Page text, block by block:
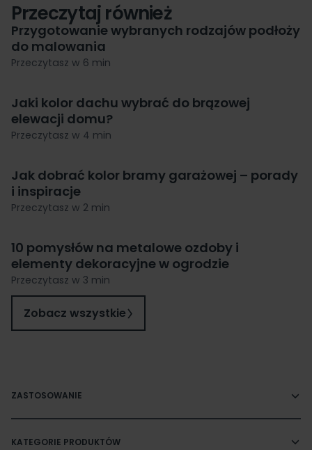
Przeczytaj również
Przygotowanie wybranych rodzajów podłoży
do malowania
Przeczytasz w 6 min
Jaki kolor dachu wybrać do brązowej
elewacji domu?
Przeczytasz w 4 min
Jak dobrać kolor bramy garażowej – porady
i inspiracje
Przeczytasz w 2 min
10 pomysłów na metalowe ozdoby i
elementy dekoracyjne w ogrodzie
Przeczytasz w 3 min
Zobacz wszystkie
ZASTOSOWANIE
KATEGORIE PRODUKTÓW